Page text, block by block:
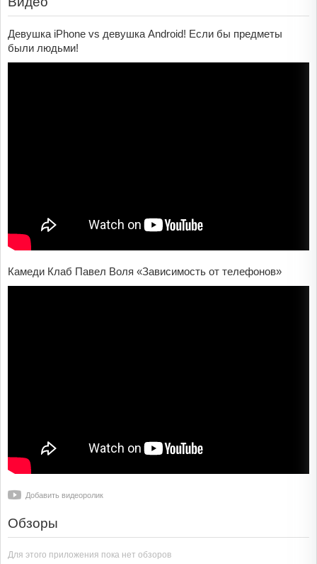
Девушка iPhone vs девушка Android! Если бы предметы
были людьми!
Камеди Клаб Павел Воля «Зависимость от телефонов»
Добавить видеоролик
Обзоры
Для этого приложения пока нет обзоров